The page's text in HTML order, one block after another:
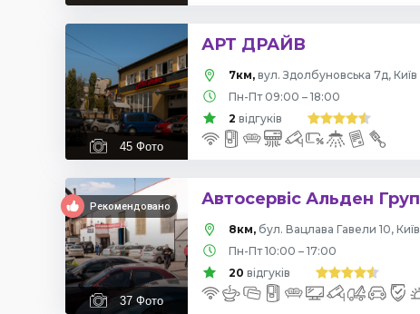
45 Фото
АРТ ДРАЙВ
7км, вул. Здолбуновська 7д, Київ
Пн-Пт 09:00 – 18:00
2 відгуків
Рекомендовано
37 Фото
Автосервіс Альден Груп
8км, бул. Вацлава Гавели 10, Київ
Пн-Пт 10:00 – 17:00
20 відгуків